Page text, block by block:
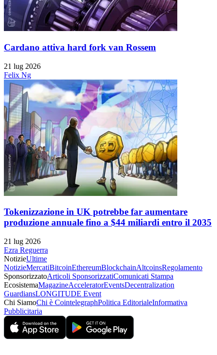
Cardano attiva hard fork van Rossem
21 lug 2026
Felix Ng
Tokenizzazione in UK potrebbe far aumentare
produzione annuale fino a $44 miliardi entro il 2035
21 lug 2026
Ezra Reguerra
NotizieUltime
NotizieMercatiBitcoinEthereumBlockchainAltcoinsRegolamento
SponsorizzatoArticoli SponsorizzatiComunicati Stampa
EcosistemaMagazineAcceleratorEventsDecentralization
GuardiansLONGITUDE Event
Chi SiamoChi è CointelegraphPolitica EditorialeInformativa
Pubblicitaria